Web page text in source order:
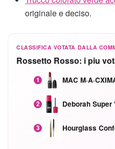
originale e deciso.
CLASSIFICA VOTATA DALLA
Rossetto Rosso: i piu
1
2 Deborah
3